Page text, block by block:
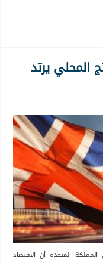
المحلي يرتد
المتحدة أن الاقتصاد